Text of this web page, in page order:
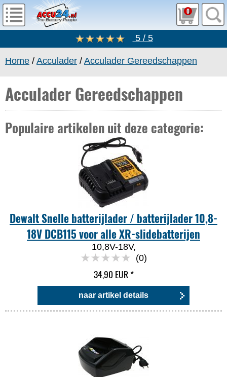
0
5 / 5
Home / Acculader / Acculader Gereedschappen
Acculader Gereedschappen
Populaire artikelen uit deze categorie:
Dewalt Snelle batterijlader / batterijlader 10,8-
18V DCB115 voor alle XR-slidebatterijen
10,8V-18V,
(0)
34,90 EUR*
naar artikel details